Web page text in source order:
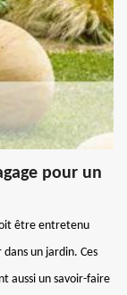
pour un
être entretenu
un jardin. Ces
aussi un savoir-faire